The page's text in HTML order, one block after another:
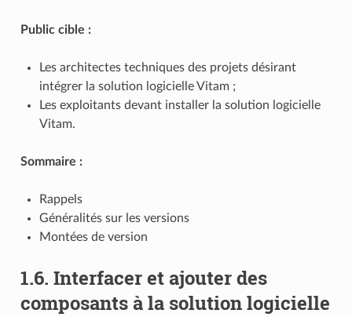
Public cible :
Les architectes techniques des projets désirant
intégrer la solution logicielle Vitam ;
Les exploitants devant installer la solution logicielle
Vitam.
Sommaire :
Rappels
Généralités sur les versions
Montées de version
1.6. Interfacer et ajouter des
composants à la solution logicielle